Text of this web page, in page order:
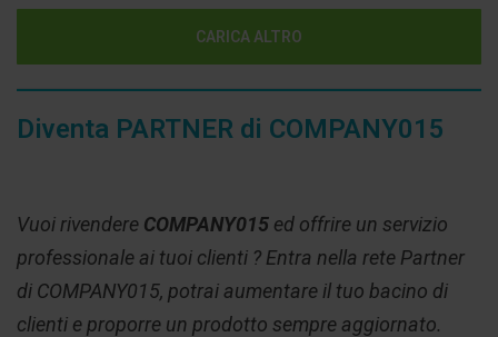
CARICA ALTRO
Diventa PARTNER di COMPANY015
Vuoi rivendere COMPANY015 ed offrire un servizio
professionale ai tuoi clienti ? Entra nella rete Partner
di COMPANY015, potrai aumentare il tuo bacino di
clienti e proporre un prodotto sempre aggiornato.